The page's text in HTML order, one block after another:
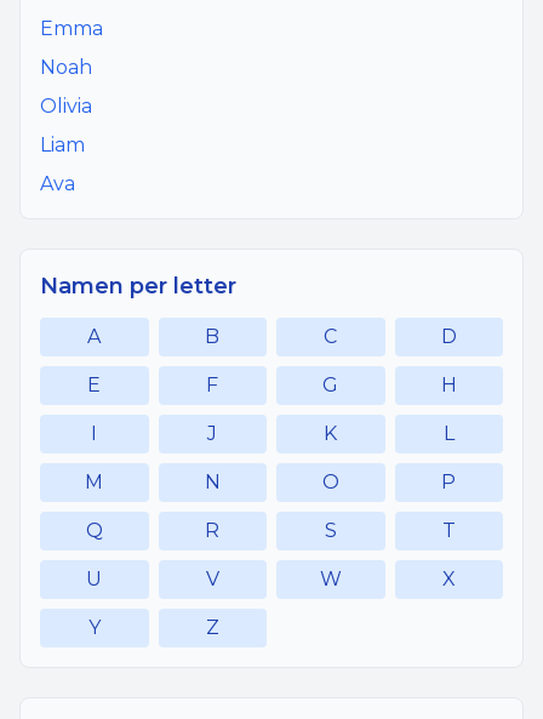
Emma
Noah
Olivia
Liam
Ava
Namen per letter
A B C D
E F G H
I J K L
M N O P
Q R S T
U V W X
Y Z